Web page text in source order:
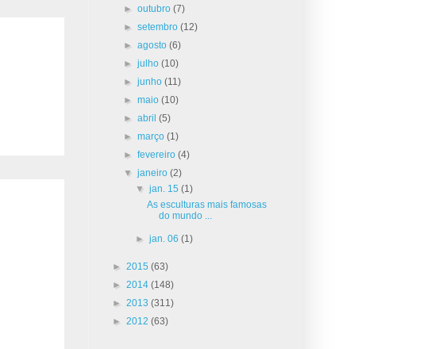
►outubro(7)
►setembro(12)
►agosto(6)
►julho(10)
►junho(11)
►maio(10)
►abril(5)
►março(1)
►fevereiro(4)
▼janeiro(2)
▼ jan. 15 (1)
As esculturas mais famosas
do mundo ...
► jan. 06 (1)
► 2015 (63)
► 2014 (148)
► 2013 (311)
► 2012 (63)